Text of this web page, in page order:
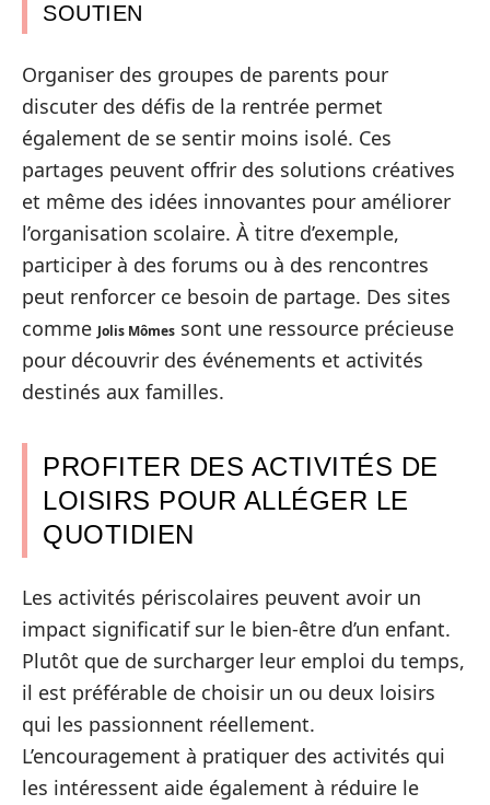
SOUTIEN
Organiser des groupes de parents pour
discuter des défis de la rentrée permet
également de se sentir moins isolé. Ces
partages peuvent offrir des solutions créatives
et même des idées innovantes pour améliorer
l’organisation scolaire. À titre d’exemple,
participer à des forums ou à des rencontres
peut renforcer ce besoin de partage. Des sites
comme Jolis Mômes sont une ressource précieuse
pour découvrir des événements et activités
destinés aux familles.
PROFITER DES ACTIVITÉS DE
LOISIRS POUR ALLÉGER LE
QUOTIDIEN
Les activités périscolaires peuvent avoir un
impact significatif sur le bien-être d’un enfant.
Plutôt que de surcharger leur emploi du temps,
il est préférable de choisir un ou deux loisirs
qui les passionnent réellement.
L’encouragement à pratiquer des activités qui
les intéressent aide également à réduire le